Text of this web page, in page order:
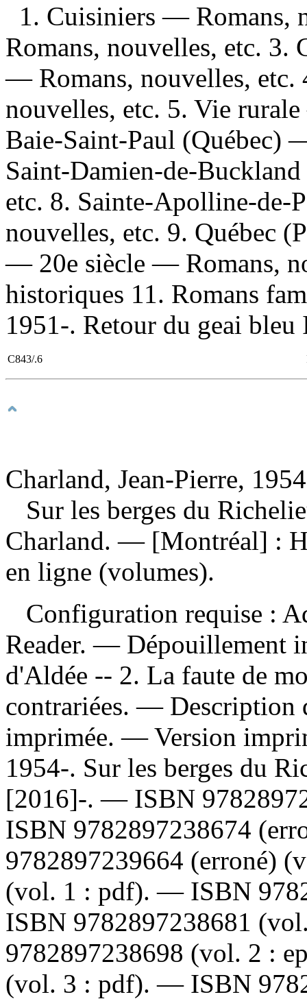
1. Cuisiniers — Romans,
Romans, nouvelles, etc.
— Romans, nouvelles,
nouvelles, etc. 5. Vie
Baie-Saint-Paul (Québec)
Saint-Damien-de-
etc. 8. Sainte-Apolline-de-
nouvelles, etc. 9. Québec
— 20e siècle — Romans,
historiques 11. Romans
1951-. Retour du geai
C843/.6
Charland, Jean-Pierre,
Sur les berges du
Charland. — [Montréal] :
en ligne (volumes).
Configuration requise :
Reader. — Dépouillement
d'Aldée -- 2. La faute de
contrariées. — Description
imprimée. —Version
1954-. Sur les berges du
[2016]-. — ISBN
ISBN 9782897238674
9782897239664 (erroné)
(vol. 1 : pdf). — ISBN
ISBN 9782897238681
9782897238698 (vol. 2 :
(vol. 3 : pdf). — ISBN